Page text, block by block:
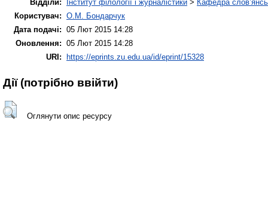
Відділи:
Інститут філології і журналістики > Кафедра
Користувач: О.М. Бондарчук
Дата подачі: 05 Лют 2015 14:28
Оновлення: 05 Лют 2015 14:28
URI:
https://eprints.zu.edu.ua/id/eprint/15328
Дії ​​(потрібно ввійти)
Оглянути опис ресурсу